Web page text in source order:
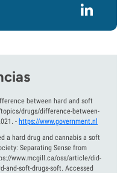
between hard and soft
drugs/difference-between-
- https://www.government.nl
a hard drug and cannabis a soft
Separating Sense from
www.mcgill.ca/oss/article/did-
and-soft-drugs-soft. Accessed